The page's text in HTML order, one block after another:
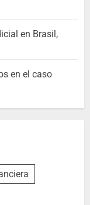
en Brasil,
en el caso